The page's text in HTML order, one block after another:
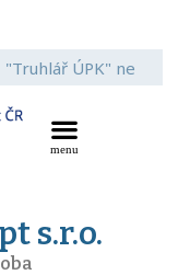
s.r.o.